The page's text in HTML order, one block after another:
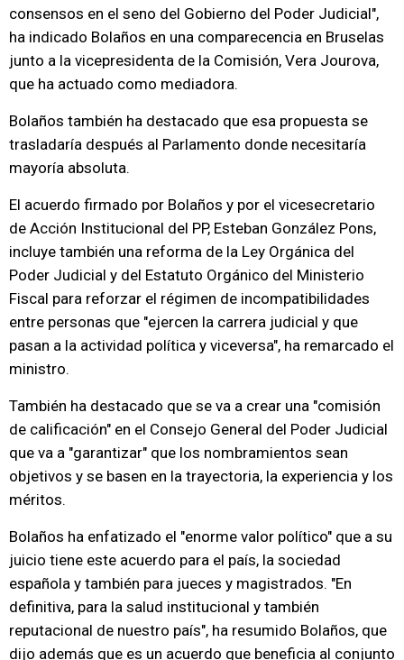
consensos en el seno del Gobierno del Poder Judicial",
ha indicado Bolaños en una comparecencia en Bruselas
junto a la vicepresidenta de la Comisión, Vera Jourova,
que ha actuado como mediadora.
Bolaños también ha destacado que esa propuesta se
trasladaría después al Parlamento donde necesitaría
mayoría absoluta.
El acuerdo firmado por Bolaños y por el vicesecretario
de Acción Institucional del PP, Esteban González Pons,
incluye también una reforma de la Ley Orgánica del
Poder Judicial y del Estatuto Orgánico del Ministerio
Fiscal para reforzar el régimen de incompatibilidades
entre personas que "ejercen la carrera judicial y que
pasan a la actividad política y viceversa", ha remarcado el
ministro.
También ha destacado que se va a crear una "comisión
de calificación" en el Consejo General del Poder Judicial
que va a "garantizar" que los nombramientos sean
objetivos y se basen en la trayectoria, la experiencia y los
méritos.
Bolaños ha enfatizado el "enorme valor político" que a su
juicio tiene este acuerdo para el país, la sociedad
española y también para jueces y magistrados. "En
definitiva, para la salud institucional y también
reputacional de nuestro país", ha resumido Bolaños, que
dijo además que es un acuerdo que beneficia al conjunto